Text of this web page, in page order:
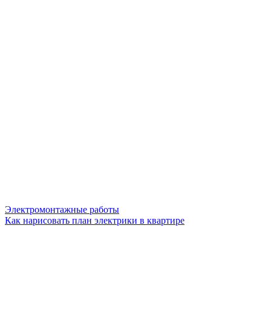
Электромонтажные работы
Как нарисовать план электрики в квартире